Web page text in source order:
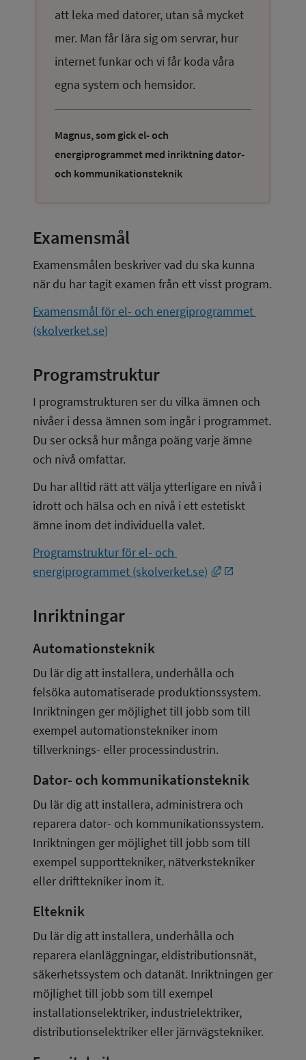
att leka med datorer, utan så mycket
mer. Man får lära sig om servrar, hur
internet funkar och vi får koda våra
egna system och hemsidor.
Magnus, som gick el- och
energiprogrammet med inriktning dator-
och kommunikationsteknik
Examensmål
Examensmålen beskriver vad du ska kunna
när du har tagit examen från ett visst program.
Examensmål för el- och energiprogrammet
(skolverket.se)
Programstruktur
I programstrukturen ser du vilka ämnen och
nivåer i dessa ämnen som ingår i programmet.
Du ser också hur många poäng varje ämne
och nivå omfattar.
Du har alltid rätt att välja ytterligare en nivå i
idrott och hälsa och en nivå i ett estetiskt
ämne inom det individuella valet.
Programstruktur för el- och
energiprogrammet (skolverket.se)
Länk till annan
Inriktningar
Automationsteknik
Du lär dig att installera, underhålla och
felsöka automatiserade produktionssystem.
Inriktningen ger möjlighet till jobb som till
exempel automationstekniker inom
tillverknings- eller processindustrin.
Dator- och kommunikationsteknik
Du lär dig att installera, administrera och
reparera dator- och kommunikationssystem.
Inriktningen ger möjlighet till jobb som till
exempel supporttekniker, nätverkstekniker
eller drifttekniker inom it.
Elteknik
Du lär dig att installera, underhålla och
reparera elanläggningar, eldistributionsnät,
säkerhetssystem och datanät. Inriktningen ger
möjlighet till jobb som till exempel
installationselektriker, industrielektriker,
distributionselektriker eller järnvägstekniker.